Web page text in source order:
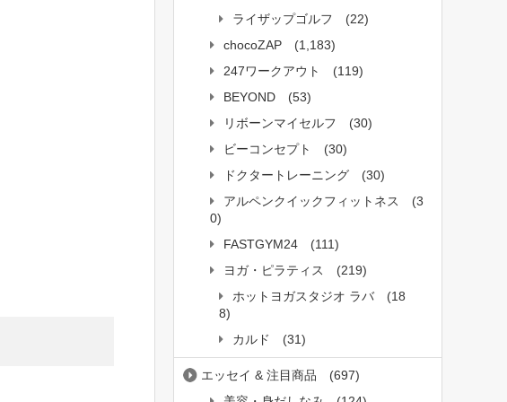
ライザップゴルフ
(22)
chocoZAP
(1,183)
247ワークアウト
(119)
BEYOND
(53)
リボーンマイセルフ
(30)
ビーコンセプト
(30)
ドクタートレーニング
(30)
アルペンクイックフィットネス
(3
0)
FASTGYM24
(111)
ヨガ・ピラティス
(219)
ホットヨガスタジオ ラバ
(18
8)
カルド
(31)
エッセイ & 注目商品
(697)